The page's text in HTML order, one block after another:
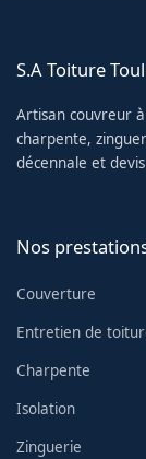
S.A Toiture
Artisan couvreur
charpente,
décennale et
Nos
Couverture
Entretien de
Charpente
Isolation
Zinguerie